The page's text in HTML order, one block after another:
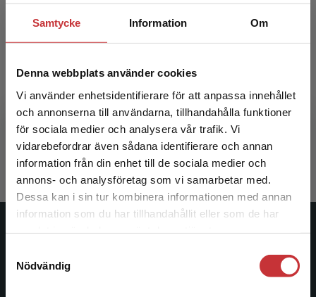
Samtycke Information Om
Denna webbplats använder cookies
Vi använder enhetsidentifierare för att anpassa innehållet
och annonserna till användarna, tillhandahålla funktioner
för sociala medier och analysera vår trafik. Vi
vidarebefordrar även sådana identifierare och annan
information från din enhet till de sociala medier och
annons- och analysföretag som vi samarbetar med.
Dessa kan i sin tur kombinera informationen med annan
information som du har tillhandahållit eller som de har
Nödvändig
Begränsad fraktregion
Det verkar som att du besöker
studentlitteratur.se via en enhet utanför Sverige.
Vi erbjuder inte leveranser utanför Sverige. För
att kunna slutföra ett köp måste
Särskild begåvning i praktik och forskning
Sims, Caroline m.fl. (red.)
Exkl. moms: 319 kr
Studentlitteratur
Studentlitteratur grundades 1963 och är idag Sveriges